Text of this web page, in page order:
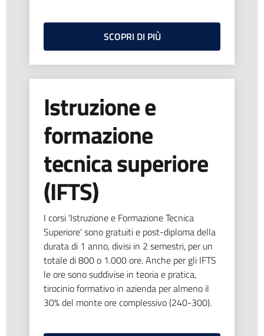
SCOPRI DI PIÙ
Istruzione e
formazione
tecnica superiore
(IFTS)
I corsi 'Istruzione e Formazione Tecnica
Superiore' sono gratuiti e post-diploma della
durata di 1 anno, divisi in 2 semestri, per un
totale di 800 o 1.000 ore. Anche per gli IFTS
le ore sono suddivise in teoria e pratica,
tirocinio formativo in azienda per almeno il
30% del monte ore complessivo (240-300).